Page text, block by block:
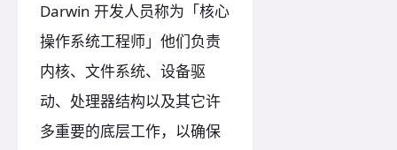
Darwin 开发人员称为「核心
操作系统工程师」他们负责
内核、文件系统、设备驱
动、处理器结构以及其它许
多重要的底层工作，以确保